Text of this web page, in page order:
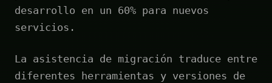
desarrollo en un 60% para nuevos
servicios.
La asistencia de migración traduce entre
diferentes herramientas y versiones de